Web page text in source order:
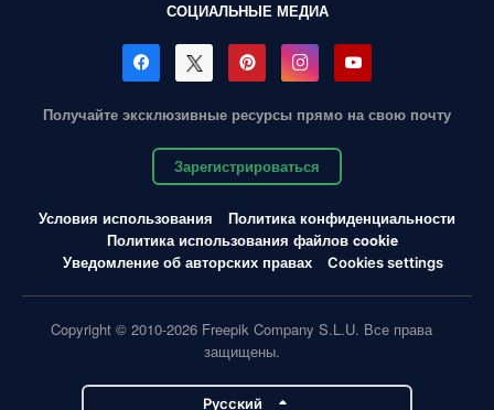
СОЦИАЛЬНЫЕ МЕДИА
Получайте эксклюзивные ресурсы прямо на свою почту
Зарегистрироваться
Условия использования
Политика конфиденциальности
Политика использования файлов cookie
Уведомление об авторских правах
Cookies settings
Copyright © 2010-2026 Freepik Company S.L.U. Все права
защищены.
Pусский